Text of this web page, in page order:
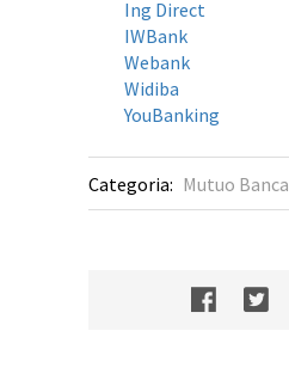
Ing Direct
IWBank
Webank
Widiba
YouBanking
Categoria: Mutuo Banca